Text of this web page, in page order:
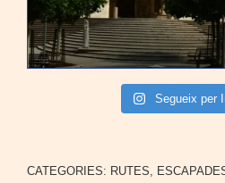
Segueix per
CATEGORIES: RUTES,